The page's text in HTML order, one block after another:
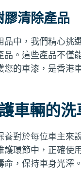
膠清除產品
品中，我們精心挑
品。這些產品不僅
您的車漆，是香港
車輛的洗
養對於每位車主來
護環節中，正確使
命，保持車身光澤